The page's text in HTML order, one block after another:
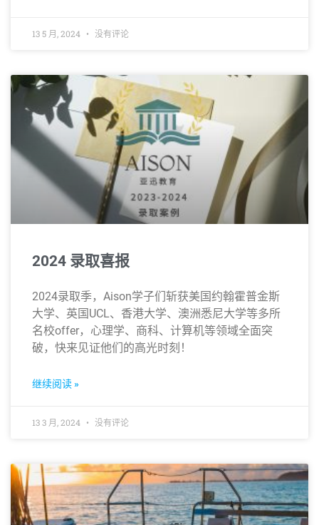
13 5 月, 2024 没有评论
2024 录取喜报
2024录取季，Aison学子们斩获美国约翰霍普金斯
大学、英国UCL、香港大学、澳洲悉尼大学等多所
名校offer，心理学、商科、计算机等领域全面突
破，快来见证他们的高光时刻！
继续阅读 »
13 3 月, 2024 没有评论